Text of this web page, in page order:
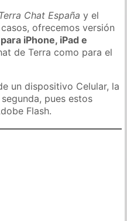
Terra Chat España y el
ofrecemos versión
iPhone, iPad e
de Terra como para el
un dispositivo Celular, la
pues estos
Flash.